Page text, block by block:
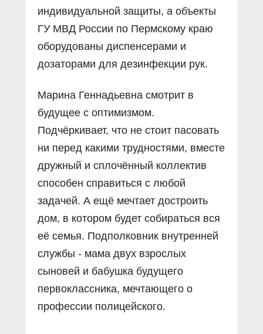
индивидуальной защиты, а объекты
ГУ МВД России по Пермскому краю
оборудованы диспенсерами и
дозаторами для дезинфекции рук.
Марина Геннадьевна смотрит в
будущее с оптимизмом.
Подчёркивает, что не стоит пасовать
ни перед какими трудностями, вместе
дружный и сплочённый коллектив
способен справиться с любой
задачей. А ещё мечтает достроить
дом, в котором будет собираться вся
её семья. Подполковник внутренней
службы - мама двух взрослых
сыновей и бабушка будущего
первоклассника, мечтающего о
профессии полицейского.